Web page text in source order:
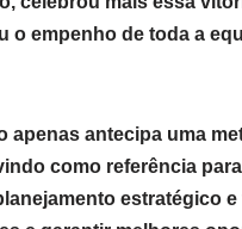
o empenho de toda a
apenas antecipa uma
como referência
estratégico